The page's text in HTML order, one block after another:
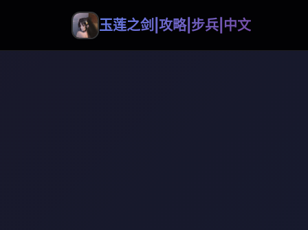
玉莲之剑|攻略|步兵|中文